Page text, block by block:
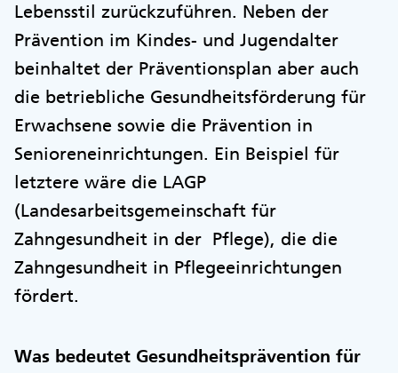
Lebensstil zurückzuführen. Neben der
Prävention im Kindes- und Jugendalter
beinhaltet der Präventionsplan aber auch
die betriebliche Gesundheitsförderung für
Erwachsene sowie die Prävention in
Senioreneinrichtungen. Ein Beispiel für
letztere wäre die LAGP
(Landesarbeitsgemeinschaft für
Zahngesundheit in der Pflege), die die
Zahngesundheit in Pflegeeinrichtungen
fördert.
Was bedeutet Gesundheitsprävention für